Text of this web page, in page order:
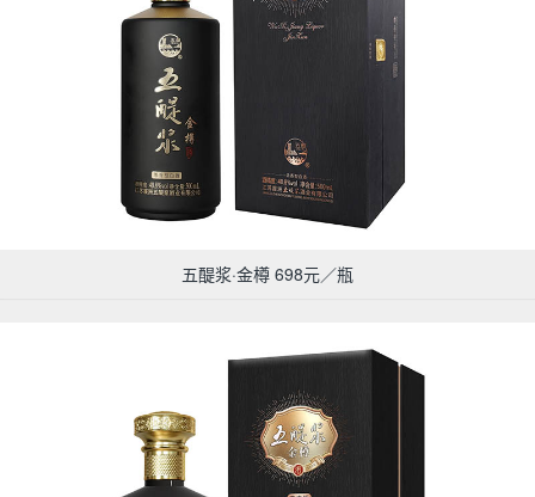
五醍浆·金樽 698元／瓶